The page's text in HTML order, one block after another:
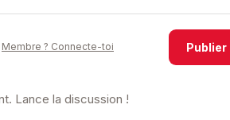
Membre ? Connecte-toi Publier
Lance la discussion !